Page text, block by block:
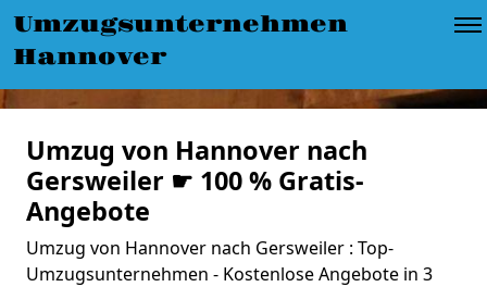
Umzugsunternehmen
Hannover
Umzug von Hannover nach
Gersweiler ☛ 100 % Gratis-
Angebote
Umzug von Hannover nach Gersweiler : Top-
Umzugsunternehmen - Kostenlose Angebote in 3